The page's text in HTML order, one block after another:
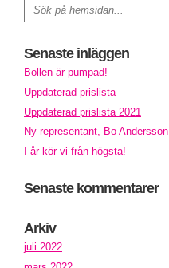
Senaste inläggen
Bollen är pumpad!
Uppdaterad prislista
Uppdaterad prislista 2021
Ny representant, Bo Andersson
I år kör vi från högsta!
Senaste kommentarer
Arkiv
juli 2022